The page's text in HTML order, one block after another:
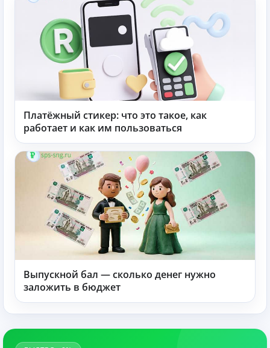
Платёжный стикер: что это такое, как
работает и как им пользоваться
Выпускной бал — сколько денег нужно
заложить в бюджет